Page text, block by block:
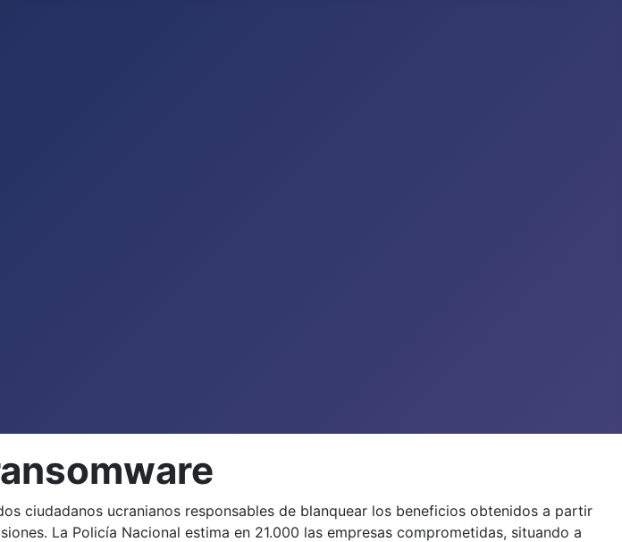
ciudadanos ucranianos responsables de blanquear los beneficios obtenidos a partir
La Policía Nacional estima en 21.000 las empresas comprometidas, situando a